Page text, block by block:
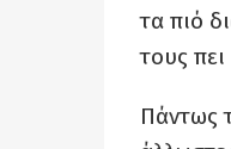
τα πιό
τους
Πάντως